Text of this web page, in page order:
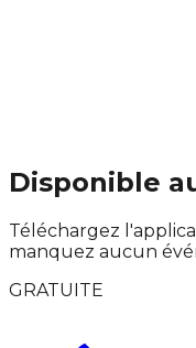
Disponible
Téléchargez
manquez aucun
GRATUITE